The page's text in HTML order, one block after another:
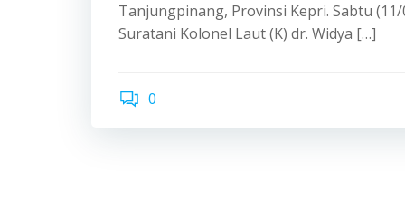
Tanjungpinang, Provinsi Kepri. Sabtu
Suratani Kolonel Laut (K) dr. Widya […]
0